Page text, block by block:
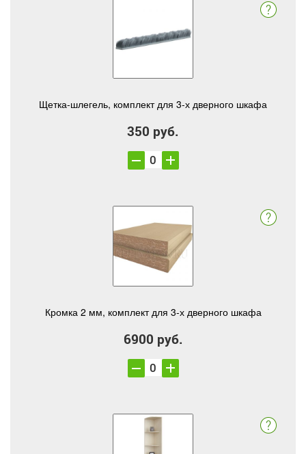
Щетка-шлегель, комплект для 3-х дверного шкафа
350 руб.
Кромка 2 мм, комплект для 3-х дверного шкафа
6900 руб.